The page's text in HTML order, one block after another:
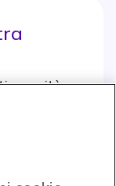
e novità